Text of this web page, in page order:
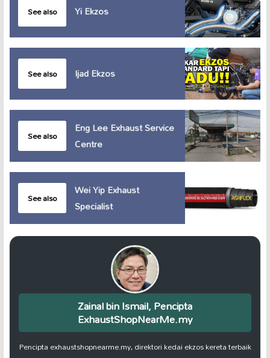
See also Yi Ekzos
See also Ijad Ekzos
See also
Eng Lee Exhaust Service
Centre
See also
Wei Yip Exhaust
Specialist
Zainal bin Ismail, Pencipta
ExhaustShopNearMe.my
Pencipta exhaustshopnearme.my, direktori kedai ekzos kereta terbaik